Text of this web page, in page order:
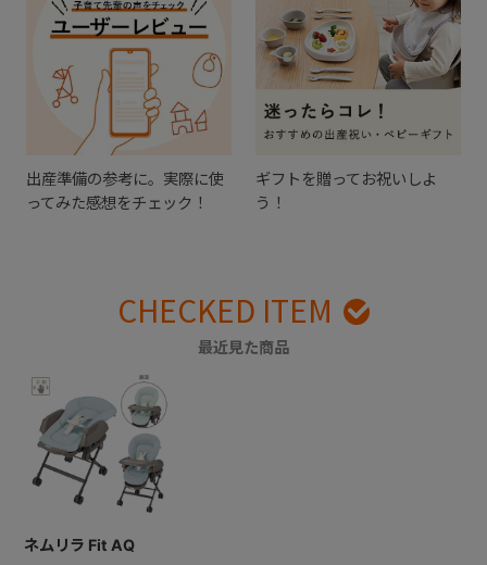
出産準備の参考に。実際に使
ってみた感想をチェック！
ギフトを贈ってお祝いしよ
う！
CHECKED ITEM
最近見た商品
ネムリラ Fit AQ